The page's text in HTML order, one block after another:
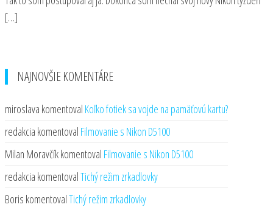
[…]
NAJNOVŠIE KOMENTÁRE
miroslava komentoval Koľko fotiek sa vojde na pamäťovú kartu?
redakcia komentoval Filmovanie s Nikon D5100
Milan Moravčíkkomentoval Filmovanie s Nikon D5100
redakcia komentovalTichý režim zrkadlovky
Boris komentovalTichý režim zrkadlovky